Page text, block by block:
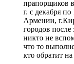
прапорщиков
г. с декабря
Армении,
городов
никто не
что то
кто обратит